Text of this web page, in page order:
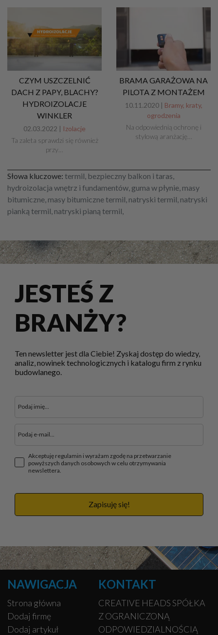
CZYM USZCZELNIĆ
DACH Z PAPY, BLACHY?
HYDROIZOLACJE
WINKLER
02.03.2022 | Izolacje
Ta zaleta sprawdzi się również
przy…
BRAMA GARAŻOWA NA
PILOTA Z MONTAŻEM
10.11.2020 | Bramy, kraty,
ogrodzenia
Na odpowiednią ochronę i
stylową aranżację…
Słowa kluczowe: termil, bezpieczny balkon i taras,
hydroizolacja wnętrz i fundamentów, guma w płynie, masy
bitumiczne, masy bitumiczne termil, natryski termil, natryski
pianką termil, natryski pianą termil,
JESTEŚ Z
BRANŻY?
Ten newsletter jest dla Ciebie! Zyskaj dostęp do wiedzy,
analiz, nowinek technologicznych i katalogu firm z rynku
budowlanego.
Akceptuję regulamin i wyrażam zgodę na przetwarzanie
powyższych danych osobowych w celu otrzymywania
newslettera.
Zapisuję się!
NAWIGACJA
Strona główna
Dodaj firmę
Dodaj artykuł
KONTAKT
CREATIVE HEADS SPÓŁKA
Z OGRANICZONĄ
ODPOWIEDZIALNOŚCIĄ